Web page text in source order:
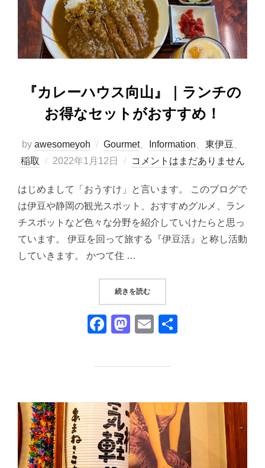
o
k
n
『カレーハウス向山』｜ランチの
お得なセットがおすすめ！
by awesomeyoh Gourmet、 Information 東伊豆
稲取
投
日:
2022年1月12日 コメントはまだありません
はじめまして「おうすけ」と言います。 このブログで
は伊豆や静岡の観光スポット、おすすめグルメ、ラン
チスポットなど色々な分野を紹介していけたらと思っ
ています。 伊豆を回って旅する『伊豆活』と称し活動
していきます。 かつて住 …
続きを読む“『カレーハウス向山』｜ランチの
F
c
b
o
o
k
M
st
d
o
n
E
ail